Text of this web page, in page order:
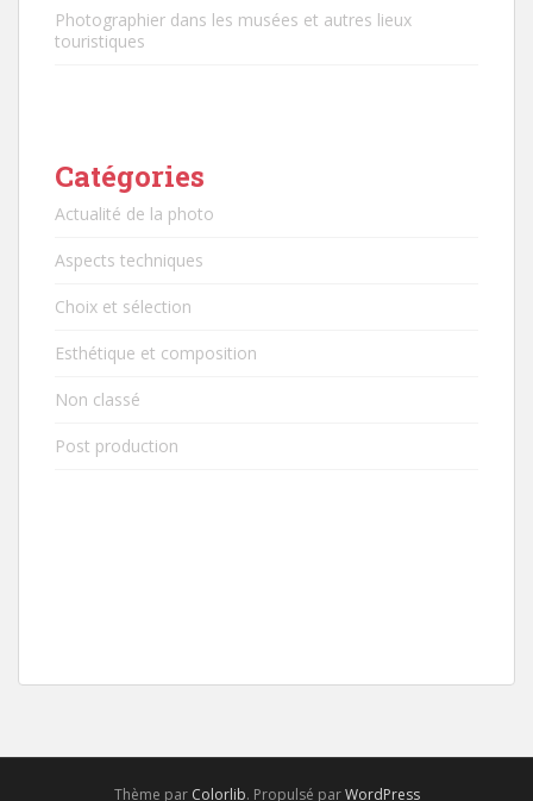
Photographier dans les musées et autres lieux
touristiques
Catégories
Actualité de la photo
Aspects techniques
Choix et sélection
Esthétique et composition
Non classé
Post production
Thème par Colorlib. Propulsé parWordPress